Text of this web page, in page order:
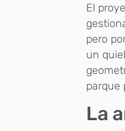
El
pero
un
parque
La